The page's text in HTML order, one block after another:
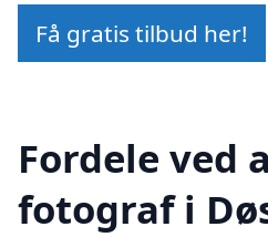
Få gratis tilbud her!
Fordele ved
fotograf i